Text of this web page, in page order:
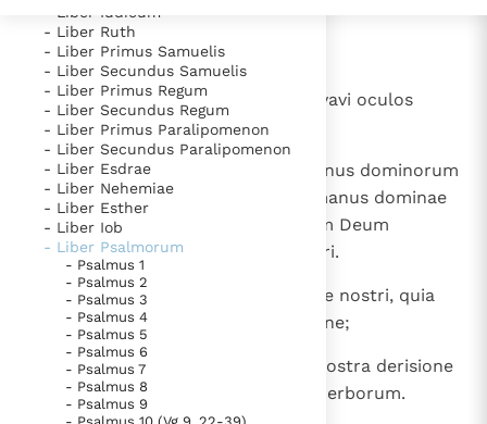
Lezen
Documenten
Bijbel
Thema’s
Berichten
Denzinger
Over ons
Nieuwsbrief
Gebruiksvoorwaarden
Nieuwste Documenten
5. Het gebed van de Kerk
In Christus wordt onze honger vervuld
Leer de kostbare parel van Gods koninkrijk te
herkennen
Gods Koninkrijk groeit stilletjes door liefde, niet door
dwang
De mystiek. De mystieke verschijnselen en de
- Liber Iudicum
- Liber Ruth
- Liber Primus Samuelis
- Liber Secundus Samuelis
- Liber Primus Regum
- Liber Secundus Regum
- Liber Primus Paralipomenon
- Liber Secundus Paralipomenon
- Liber Esdrae
- Liber Nehemiae
- Liber Esther
- Liber Iob
- Liber Psalmorum
- Psalmus 1
- Psalmus 2
- Psalmus 3
- Psalmus 4
- Psalmus 5
- Psalmus 6
- Psalmus 7
- Psalmus 8
- Psalmus 9
- Psalmus 123 (122)
Canticum ascensionum. Ad te levavi oculos
meos, qui habitas in caelis.
Ecce sicut oculi servorum ad manus dominorum
suorum, sicut oculi ancillae ad manus dominae
suae, ita oculi nostri ad Dominum Deum
nostrum, donec misereatur nostri.
Miserere nostri, Domine, miserere nostri, quia
multum repleti sumus despectione;
quia multum repleta est anima nostra derisione
abundantium et despectione superborum.